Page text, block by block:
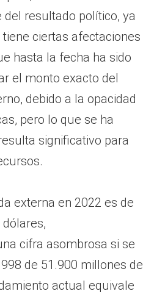
resultado político, ya
ciertas afectaciones
hasta la fecha ha sido
el monto exacto del
debido a la opacidad
pero lo que se ha
significativo para
externa en 2022 es de
cifra asombrosa si se
de 51.900 millones de
actual equivale